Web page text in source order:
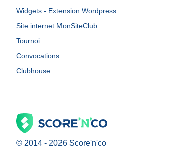
Widgets - Extension Wordpress
Site internet MonSiteClub
Tournoi
Convocations
Clubhouse
© 2014 - 2026 Score'n'co